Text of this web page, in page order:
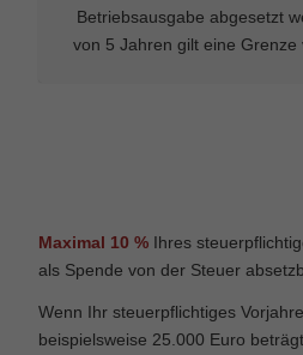
Betriebsausgabe abgesetzt
von 5 Jahren gilt eine
Maximal 10 % Ihres
als Spende von der Steuer
Wenn Ihr steuerpflichtiges
beispielsweise 25.000 Euro